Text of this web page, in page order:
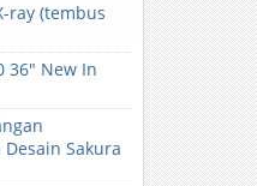
ray (tembus
36″ New In
Sakura